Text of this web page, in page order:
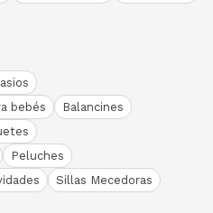
bebés
Balancines
Peluches
Sillas Mecedoras